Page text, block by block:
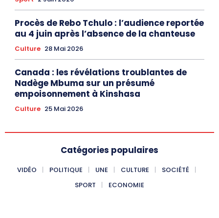
Procès de Rebo Tchulo : l’audience reportée
au 4 juin après l’absence de la chanteuse
Culture 28 Mai 2026
Canada : les révélations troublantes de
Nadège Mbuma sur un présumé
empoisonnement à Kinshasa
Culture 25 Mai 2026
Catégories populaires
VIDÉO POLITIQUE UNE CULTURE
SOCIÉTÉ
SPORT
ECONOMIE